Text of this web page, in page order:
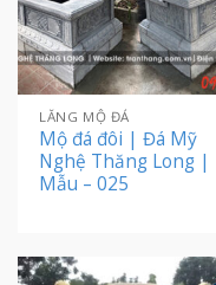
LĂNG MỘ ĐÁ
Mộ đá đôi | Đá Mỹ
Nghệ Thăng Long |
Mẫu – 025